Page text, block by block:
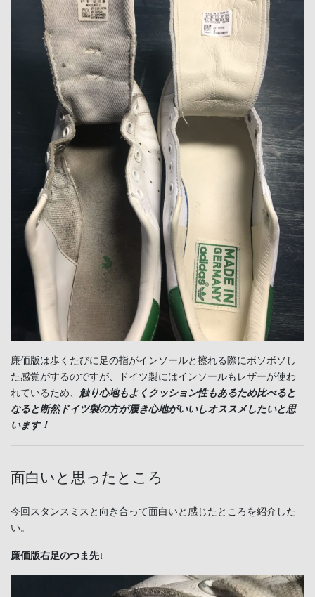
廉価版は歩くたびに足の指がインソールと擦れる際にボソボソし
た感覚がするのですが、ドイツ製にはインソールもレザーが使わ
れているため、 触り心地もよくクッション性もあるため比べると
なると断然ドイツ製の方が履き心地がいいしオススメしたいと思
います！
面白いと思ったところ
今回スタンスミスと向き合って面白いと感じたところを紹介した
い。
廉価版右足のつま先↓